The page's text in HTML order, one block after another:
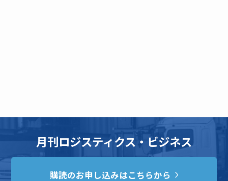
月刊ロジスティクス・ビジネス
購読のお申し込みはこちらから